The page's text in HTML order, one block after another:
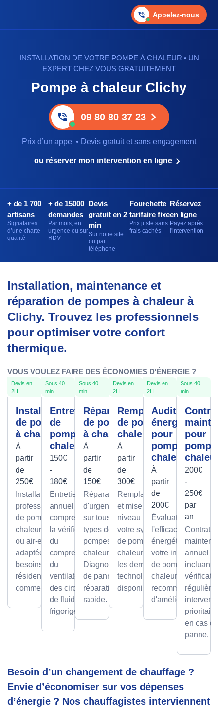
Appelez-nous
INSTALLATION DE VOTRE POMPE À CHALEUR • UN
EXPERT CHEZ VOUS GRATUITEMENT
Pompe à chaleur Clichy
09 80 80 37 23
Prix d’un appel • Devis gratuit et sans engagement
ou réserver mon intervention en ligne
+ de 1 700
artisans
Signataires
d’une charte
qualité
+ de 15000
demandes
Par mois, en
urgence ou sur
RDV
Devis
gratuit en 2
min
Sur notre site
ou par
téléphone
Fourchette
tarifaire fixe
Prix juste sans
frais cachés
Réservez
en ligne
Payez après
l'intervention
Installation, maintenance et
réparation de pompes à chaleur à
Clichy. Trouvez les professionnels
pour optimiser votre confort
thermique.
VOUS VOULEZ FAIRE DES ÉCONOMIES D'ÉNERGIE ?
Devis en
2H
Installation
de pompe
à chaleur
À
partir
de
250€
Installation
professionnelle
de pompes à
chaleur air-air
ou air-eau,
adaptée à vos
besoins
résidentiels ou
commerciaux.
Sous 40
min
Entretien
de
pompe à
chaleur
150€
-
180€
Entretien
annuel
comprenant
la vérification
du
compresseur,
du
ventilateur et
des circuits
de fluide
frigorigène.
Sous 40
min
Réparation
de pompe
à chaleur
À
partir
de
150€
Réparations
d'urgence
sur tous
types de
pompes à
chaleur.
Diagnostic
de panne et
réparation
rapide.
Devis en
2H
Remplacement
de pompe à
chaleur
À
partir
de
300€
Remplacement
et mise à
niveau de
votre système
de pompe à
chaleur avec
les dernières
technologies
disponibles.
Devis en
2H
Audit
énergétique
pour
pompes à
chaleur
À
partir
de
200€
Évaluation de
l'efficacité
énergétique de
votre installation
de pompe à
chaleur et
recommandations
d'améliorations.
Sous 40
min
pour
200€
-
250€
par
an
Contrat
annuel
incluant
en cas
panne.
Besoin d’un changement de chauffage ?
Envie d’économiser sur vos dépenses
d’énergie ? Nos chauffagistes interviennent